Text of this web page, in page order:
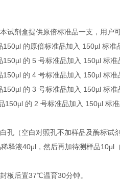
试剂盒提供原倍标准品一支，用户
150µl 的原倍标准品加入 150µl 标准
150µl 的 5 号标准品加入 150µl 标准
150µl 的 4 号标准品加入 150µl 标准
150µl 的 3 号标准品加入 150µl 标准
150µl 的 2 号标准品加入 150µl 标
孔（空白对照孔不加样品及酶标试
释液40μl，然后再加待测样品10μl
板后置37℃温育30分钟。